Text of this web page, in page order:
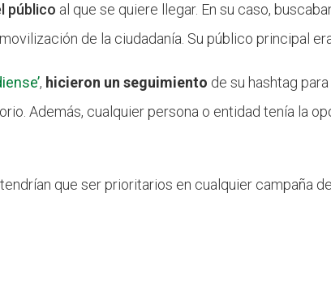
público al que se quiere llegar. En su caso,
de la ciudadanía. Su público principal
, hicieron un seguimiento de su hashtag
Además, cualquier persona o entidad tenía la
que ser prioritarios en cualquier campaña